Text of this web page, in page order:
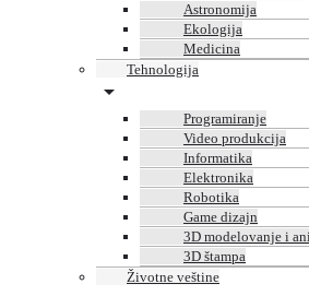
Astronomija
Ekologija
Medicina
Tehnologija
Programiranje
Video produkcija
Informatika
Elektronika
Robotika
Game dizajn
3D modelovanje i
3D štampa
Životne veštine